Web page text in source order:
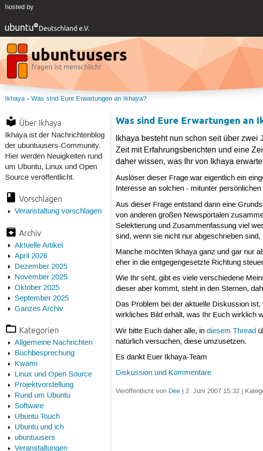
hosted by
Ikhaya Was sind Eure Erwartungen an Ikhaya?
Über Ikhaya
Ikhaya ist der Nachrichtenblog
der ubuntuusers-Community.
Hier werden Neuigkeiten rund
um Ubuntu, Linux und Open
Source veröffentlicht.
Vorschlagen
Veranstaltung vorschlagen
Archiv
Aktuelle Artikel
April 2026
Dezember 2025
November 2025
Oktober 2025
September 2025
Ganzes Archiv
Kategorien
Allgemeine Nachrichten
Buchbesprechung
Kwami
Linux und Open Source
Projektvorstellung
Rund um Ubuntu
Software
Ubuntu Touch
Ubuntu und ich
ubuntuusers
Veranstaltungen
Was sind Eure Erwartungen an
Ikhaya besteht nun schon seit über
Zeit mit Erfahrungsberichten und eine
daher wissen, was Ihr von Ikhaya
Auslöser dieser Frage war eigentlich ein
Interesse an solchen - mitunter
Aus dieser Frage entstand dann eine
von anderen großen Newsportalen
Selektierung und Zusammenfassung viel
sind, wenn sie nicht nur abgeschrieben
Manche möchten Ikhaya ganz und gar nur
eher in die entgegengesetzte Richtung
Wie Ihr seht, gibt es viele verschiedene
dieser aber kommt, steht in den Sternen,
Das Problem bei der aktuelle Diskussion
wirkliches Bild erhält, was Ihr Euch wirklich
Wir bitte Euch daher alle, indiesem Thread
natürlich versuchen, diese umzusetzen.
Es dankt Euer Ikhaya-Team
Diskussion und Kommentare
Veröffentlicht von Dee | 2. Juni 2007 15:32 |